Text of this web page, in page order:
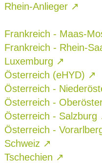
Rhein-Anlieger ↗
Frankreich - Maas-
Frankreich - Rhein-
Luxemburg ↗
Österreich (eHYD) ↗
Österreich -
Österreich -
Österreich - Salzburg
Österreich -
Schweiz ↗
Tschechien ↗